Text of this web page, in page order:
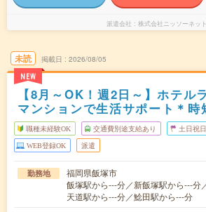
派遣会社 株式会社ニッソーネット
未読
NEW
掲載日 2026/08/05
【8月～OK！週2日～】ホテル
マンションで生活サポート＊時
職種未経験OK 交通費別途支給あり 土日祝
WEB登録OK 派遣
勤務地
福岡県飯塚市
飯塚駅から---分／新飯塚駅から---分
天道駅から---分／鯰田駅から---分